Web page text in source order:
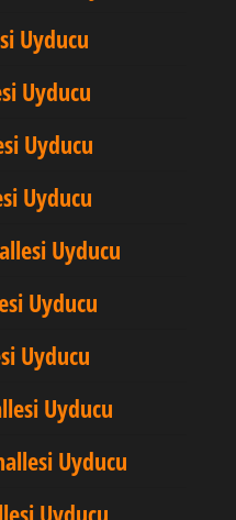
Uyducu
Uyducu
Uyducu
Uyducu
Uyducu
Uyducu
Uyducu
Uyducu
Uyducu
Uyducu